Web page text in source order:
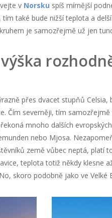
v Norsku spíš mírnější
také bude nižší teplota a
je samozřejmě už jen
přes dvacet stupňů Celsia,
Čím severněji, tím
mnoho dalších
nebo Mjosa.
země vůbec neptá, platí
teplota totiž někdy klesne
skoro podobně jako ve Velké